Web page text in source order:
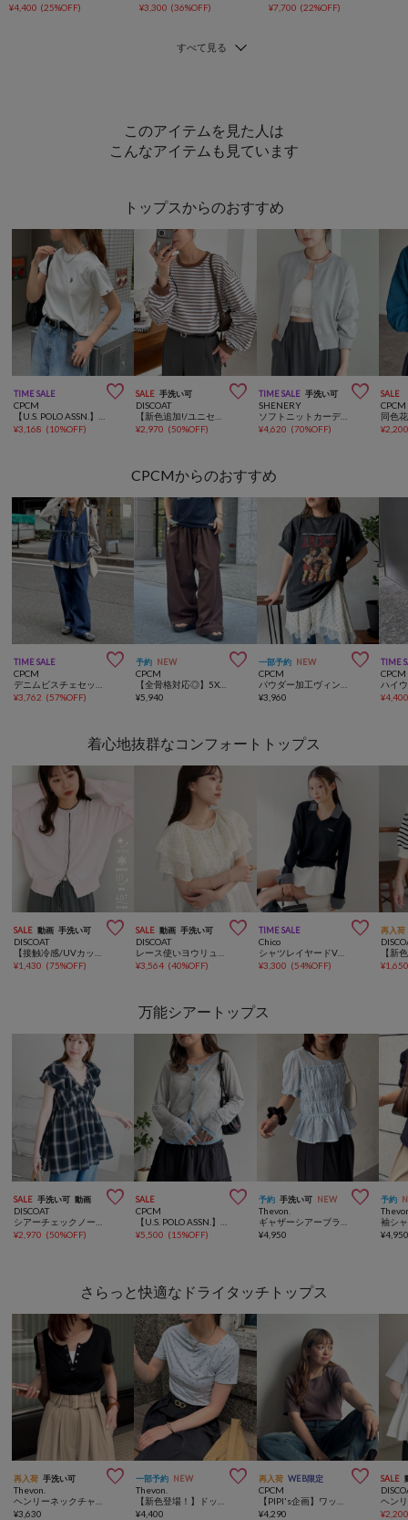
¥4,400 (25%OFF) ¥3,300 (36%OFF) ¥7,700 (22%OFF)
このアイテムを見た人は
こんなアイテムも見ています
トップスからのおすすめ
TIME SALE 
CPCM
¥3,168 (10%OFF)
SALE 手洗い可 
DISCOAT
¥2,970 (50%OFF)
TIME SALE 手洗い可 
SHENERY
ソフトニットカーディガン
¥4,620 (70%OFF)
SALE
CPCM
¥
CPCMからのおすすめ
TIME SALE 
CPCM
¥3,762 (57%OFF)
予約 NEW 
CPCM
¥5,940
一部予約 NEW 
CPCM
¥3,960
TIME
CPCM
¥
着心地抜群なコンフォートトップス
SALE 動画 手洗い可 
DISCOAT
【接触冷感/UVカット/遮熱/吸水速乾】バイカラーカーディガン
¥1,430 (75%OFF)
SALE 動画 手洗い可 
DISCOAT
レース使いヨウリュウブラウス
¥3,564 (40%OFF)
TIME SALE 
Chico
シャツレイヤードVネックニット
¥3,300 (54%OFF)
再入荷
¥
万能シアートップス
SALE 手洗い可 動画 
DISCOAT
¥2,970 (50%OFF)
SALE 
CPCM
¥5,500 (15%OFF)
予約 手洗い可 NEW 
Thevon.
¥4,950
予約
¥
さらっと快適なドライタッチトップス
再入荷 手洗い可 
Thevon.
¥3,630
一部予約 NEW 
Thevon.
¥4,400
再入荷 WEB限定 
CPCM
¥4,290
SALE
¥